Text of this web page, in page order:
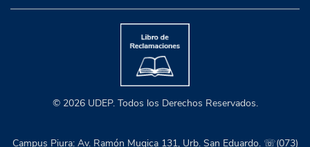
© 2026 UDEP. Todos los Derechos Reservados.
Campus Piura: Av. Ramón Mugica 131, Urb. San Eduardo. ☏(073)